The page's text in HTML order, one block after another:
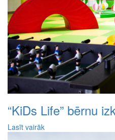
“KiDs Life” bērnu
Lasīt vairāk